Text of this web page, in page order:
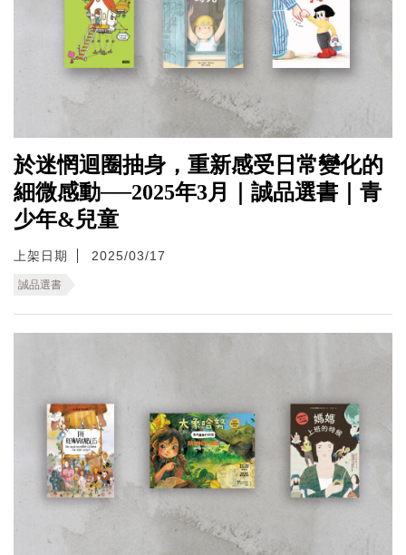
於迷惘迴圈抽身，重新感受日常變化的
細微感動──2025年3月｜誠品選書｜青
少年&兒童
上架日期 2025/03/17
誠品選書